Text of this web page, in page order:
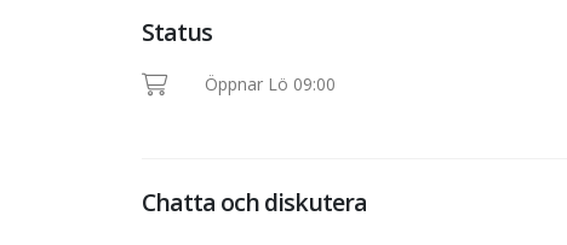
Status
Öppnar Lö 09:00
Chatta och diskutera